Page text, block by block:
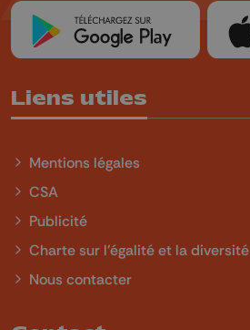
Liens utiles
Mentions légales
CSA
Publicité
Charte sur l'égalité et la diversité
Nous contacter